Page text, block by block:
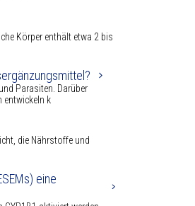
Körper enthält etwa 2 bis
Parasiten. Darüber
entwickeln k
die Nährstoffe und
eine